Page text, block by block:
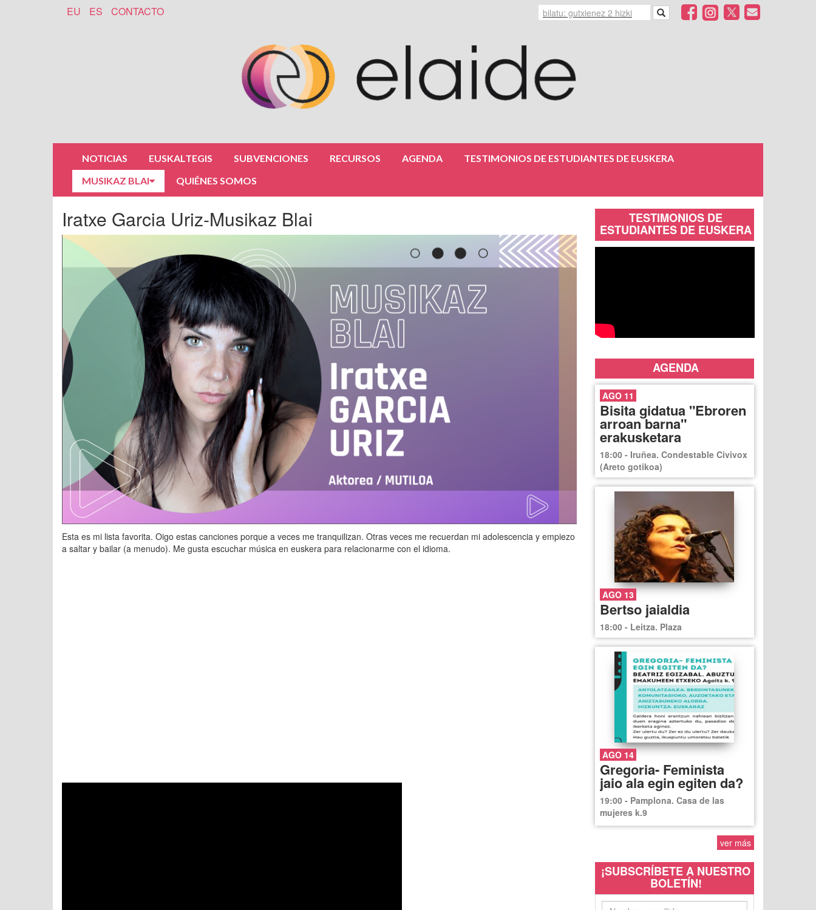
EU ES CONTACTO
NOTICIAS EUSKALTEGIS SUBVENCIONES RECURSOS AGENDA
TESTIMONIOS DE ESTUDIANTES DE EUSKERA
MUSIKAZ BLAI
QUIÉNES SOMOS
Iratxe Garcia Uriz-Musikaz Blai
Esta es mi lista favorita. Oigo estas canciones porque a veces me tranquilizan. Otras veces me recuerdan mi adolescencia y empiezo
a saltar y bailar (a menudo). Me gusta escuchar música en euskera para relacionarme con el idioma.
TESTIMONIOS DE
ESTUDIANTES DE EUSKERA
AGENDA
AGO 11
Bisita gidatua "Ebroren
arroan barna"
erakusketara
18:00 - Iruñea. Condestable Civivox
(Areto gotikoa)
AGO 13
Bertso jaialdia
18:00 - Leitza. Plaza
AGO 14
Gregoria- Feminista
jaio ala egin egiten da?
19:00 - Pamplona. Casa de las
mujeres k.9
ver más
¡SUBSCRÍBETE A NUESTRO
BOLETÍN!